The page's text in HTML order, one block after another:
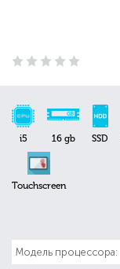
i5 16 gb SSD
Touchscreen
Модель процессора: